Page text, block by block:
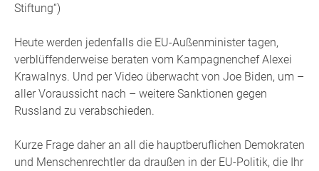
Stiftung“)
Heute werden jedenfalls die EU-Außenminister tagen,
verblüffenderweise beraten vom Kampagnenchef Alexei
Krawalnys. Und per Video überwacht von Joe Biden, um –
aller Voraussicht nach – weitere Sanktionen gegen
Russland zu verabschieden.
Kurze Frage daher an all die hauptberuflichen Demokraten
und Menschenrechtler da draußen in der EU-Politik, die Ihr